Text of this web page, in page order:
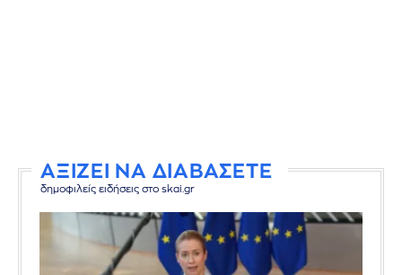
ΑΞΙΖΕΙ ΝΑ ΔΙΑΒΑΣΕΤΕ
δημοφιλείς ειδήσεις στο skai.gr